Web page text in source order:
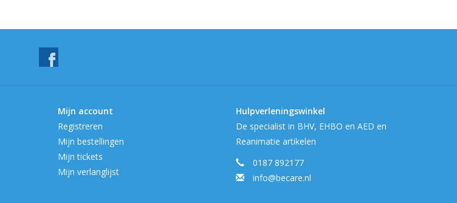
Mijn account
Registreren
Mijn bestellingen
Mijn tickets
Mijn verlanglijst
Hulpverleningswinkel
De specialist in BHV, EHBO en AED en
Reanimatie artikelen
0187 892177
info@becare.nl